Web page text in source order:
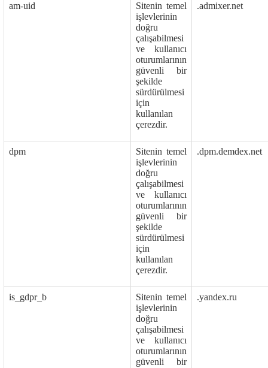
am-uid
Sitenin temel
işlevlerinin
doğru
çalışabilmesi
ve kullanıcı
oturumlarının
güvenli bir
şekilde
sürdürülmesi
için
kullanılan
çerezdir.
.admixer.net
dpm
Sitenin temel
işlevlerinin
doğru
çalışabilmesi
ve kullanıcı
oturumlarının
güvenli bir
şekilde
sürdürülmesi
için
kullanılan
çerezdir.
.dpm.demdex.net
is_gdpr_b
Sitenin temel
işlevlerinin
doğru
çalışabilmesi
ve kullanıcı
oturumlarının
güvenli bir
.yandex.ru